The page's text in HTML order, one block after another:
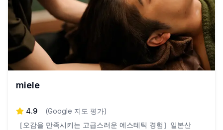
miele
4.9 (Google 지도 평가)
［오감을 만족시키는 고급스러운 에스테틱 경험］일본산